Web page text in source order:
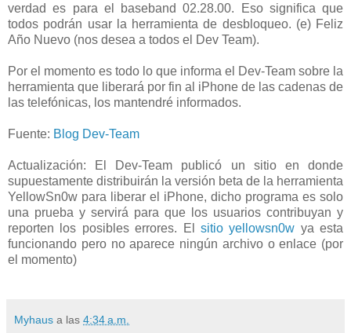
verdad es para el baseband 02.28.00. Eso significa que
todos podrán usar la herramienta de desbloqueo. (e) Feliz
Año Nuevo (nos desea a todos el Dev Team).
Por el momento es todo lo que informa el Dev-Team sobre la
herramienta que liberará por fin al iPhone de las cadenas de
las telefónicas, los mantendré informados.
Fuente: Blog Dev-Team
Actualización: El Dev-Team publicó un sitio en donde
supuestamente distribuirán la versión beta de la herramienta
YellowSn0w para liberar el iPhone, dicho programa es solo
una prueba y servirá para que los usuarios contribuyan y
reporten los posibles errores. El sitio yellowsn0w ya esta
funcionando pero no aparece ningún archivo o enlace (por
el momento)
Myhaus a las 4:34 a.m.